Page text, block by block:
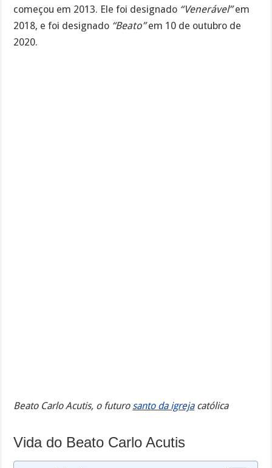
começou em 2013. Ele foi designado “Venerável”em
2018, e foi designado “Beato”em 10 de outubro de
2020.
Beato Carlo Acutis, o futuro santo da igrejacatólica
Vida do Beato Carlo Acutis